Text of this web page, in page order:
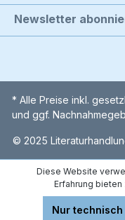
Newsletter
* Alle Preise inkl.
und ggf.
© 2025
Diese Website
Erfahrung bieten
Nur